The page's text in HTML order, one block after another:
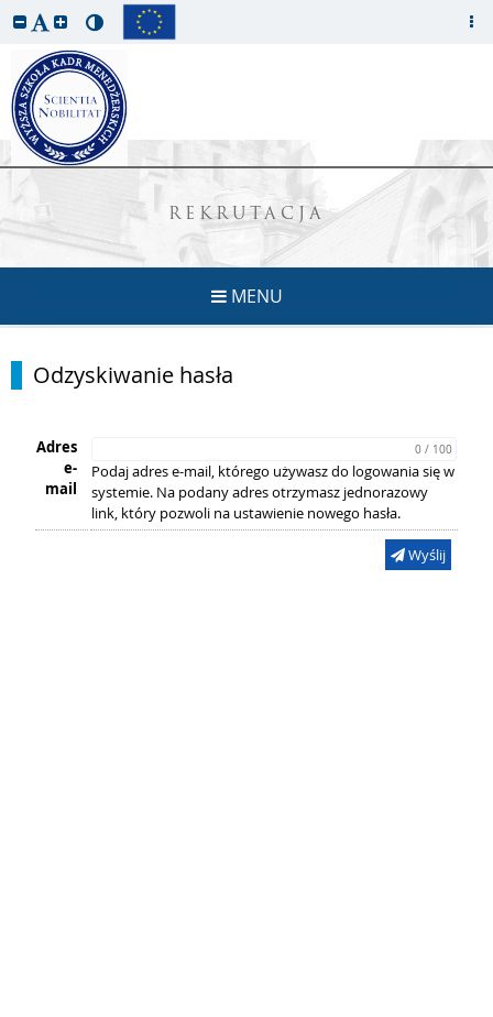
REKRUTACJA
MENU
Odzyskiwanie hasła
Adres
e-
mail
0 / 100
Podaj adres e-mail, którego używasz do logowania się w
systemie. Na podany adres otrzymasz jednorazowy
link, który pozwoli na ustawienie nowego hasła.
Wyślij